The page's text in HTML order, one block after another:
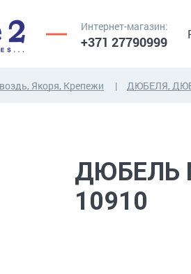
Интернет-магазин:
+371 27790999
Якоря, Крепежи ДЮБЕЛЯ,
ДЮБЕЛЬ
10910